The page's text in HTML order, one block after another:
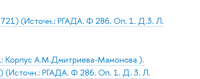
(Источн.: РГАДА. Ф 286. Оп. 1. Д.3. Л.
Корпус А.М.Дмитриева-Мамонова ).
(Источн.: РГАДА. Ф 286. Оп. 1. Д. 3. Л.